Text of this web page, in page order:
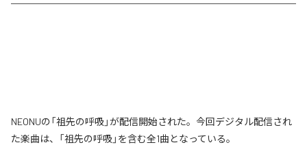
NEONUの「祖先の呼吸」が配信開始された。今回デジタル配信され
た楽曲は、「祖先の呼吸」を含む全1曲となっている。